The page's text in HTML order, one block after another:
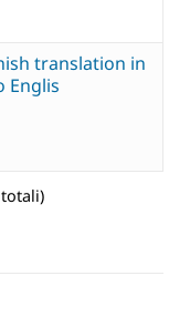
translation in
Englis